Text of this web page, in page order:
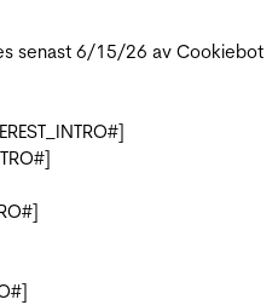
senast 6/15/26 av Cookiebot